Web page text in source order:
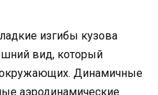
изгибы кузова
вид, который
окружающих. Динамичные
аэродинамические